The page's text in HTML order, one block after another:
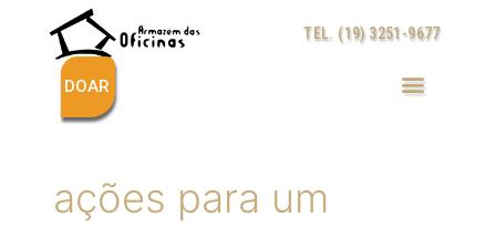
conteúdo
TEL. (19) 3251-9677
DOAR
ações para um